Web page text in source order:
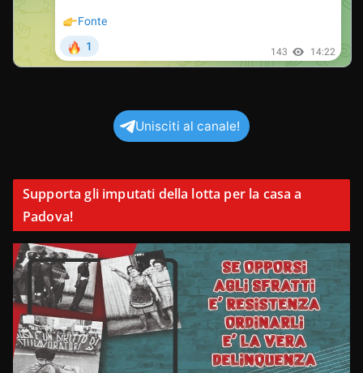
Unisciti al canale!
Supporta gli imputati della lotta per la casa a
Padova!